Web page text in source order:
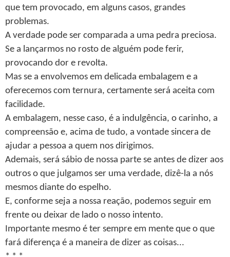
que tem provocado, em alguns casos, grandes
problemas.
A verdade pode ser comparada a uma pedra preciosa.
Se a lançarmos no rosto de alguém pode ferir,
provocando dor e revolta.
Mas se a envolvemos em delicada embalagem e a
oferecemos com ternura, certamente será aceita com
facilidade.
A embalagem, nesse caso, é a indulgência, o carinho, a
compreensão e, acima de tudo, a vontade sincera de
ajudar a pessoa a quem nos dirigimos.
Ademais, será sábio de nossa parte se antes de dizer aos
outros o que julgamos ser uma verdade, dizê-la a nós
mesmos diante do espelho.
E, conforme seja a nossa reação, podemos seguir em
frente ou deixar de lado o nosso intento.
Importante mesmo é ter sempre em mente que o que
fará diferença é a maneira de dizer as coisas...